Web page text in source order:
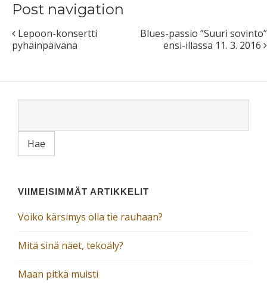
Post navigation
Lepoon-konsertti
pyhäinpäivänä
Blues-passio ”Suuri sovinto”
ensi-illassa 11. 3. 2016
VIIMEISIMMÄT ARTIKKELIT
Voiko kärsimys olla tie rauhaan?
Mitä sinä näet, tekoäly?
Maan pitkä muisti